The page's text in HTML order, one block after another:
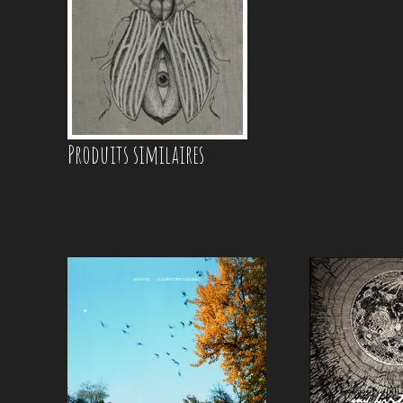
Produits similaires